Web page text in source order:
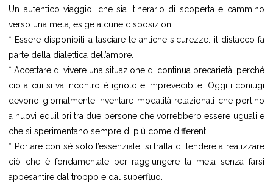
Un autentico viaggio, che sia itinerario di scoperta e cammino
verso una meta, esige alcune disposizioni:
* Essere disponibili a lasciare le antiche sicurezze: il distacco fa
parte della dialettica dell’amore.
* Accettare di vivere una situazione di continua precarietà, perché
ciò a cui si va incontro è ignoto e imprevedibile. Oggi i coniugi
devono giornalmente inventare modalità relazionali che portino
a nuovi equilibri tra due persone che vorrebbero essere uguali e
che si sperimentano sempre di più come differenti.
* Portare con sé solo l’essenziale: si tratta di tendere a realizzare
ciò che è fondamentale per raggiungere la meta senza farsi
appesantire dal troppo e dal superfluo.